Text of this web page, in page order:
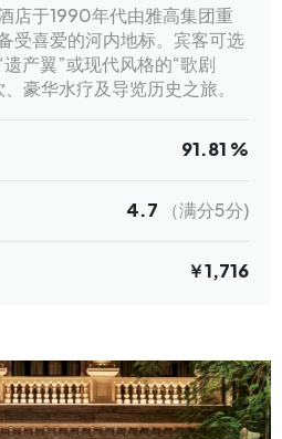
店于1990年代由雅高集团重
受喜爱的河内地标。宾客可选
产翼”或现代风格的“歌剧
豪华水疗及导览历史之旅。
91.81 %
4.7 （满分5分)
￥1,716